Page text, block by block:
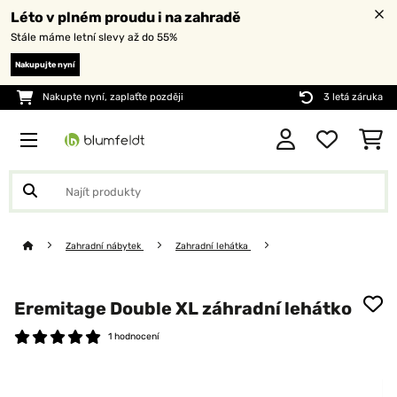
Léto v plném proudu i na zahradě
Stále máme letní slevy až do 55%
Nakupujte nyní
Nakupte nyní, zaplaťte později 3 letá záruka
Zahradní nábytek Zahradní lehátka
Eremitage Double XL záhradní lehátko
1 hodnocení